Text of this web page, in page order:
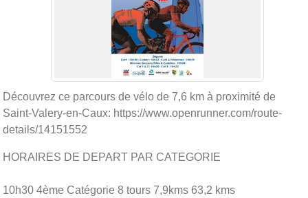
Découvrez ce parcours de vélo de 7,6 km à proximité de
Saint-Valery-en-Caux: https://www.openrunner.com/route-
details/14151552
HORAIRES DE DEPART PAR CATEGORIE
10h30 4ème Catégorie 8 tours 7,9kms 63,2 kms